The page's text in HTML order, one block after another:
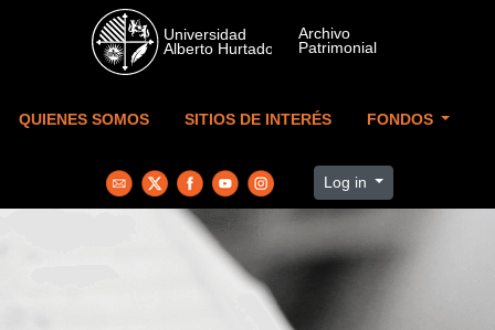
Skip to main content
QUIENES SOMOS SITIOS DE INTERÉS FONDOS
Log in